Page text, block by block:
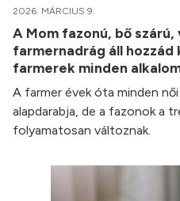
2026. MÁRCIUS 9.
A Mom fazonú, bő
farmernadrág áll hozzád
farmerek minden
A farmer évek óta minden
alapdarabja, de a fazonok a
folyamatosan változnak.